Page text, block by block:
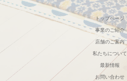
トップページ
事業のご紹介
店舗のご案内
私たちについて
最新情報
お問い合わせ